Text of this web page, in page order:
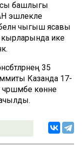
башлыгы
эшлекле
чыгыш ясавы
кырларында ике
35
Казанда 17-
көнне